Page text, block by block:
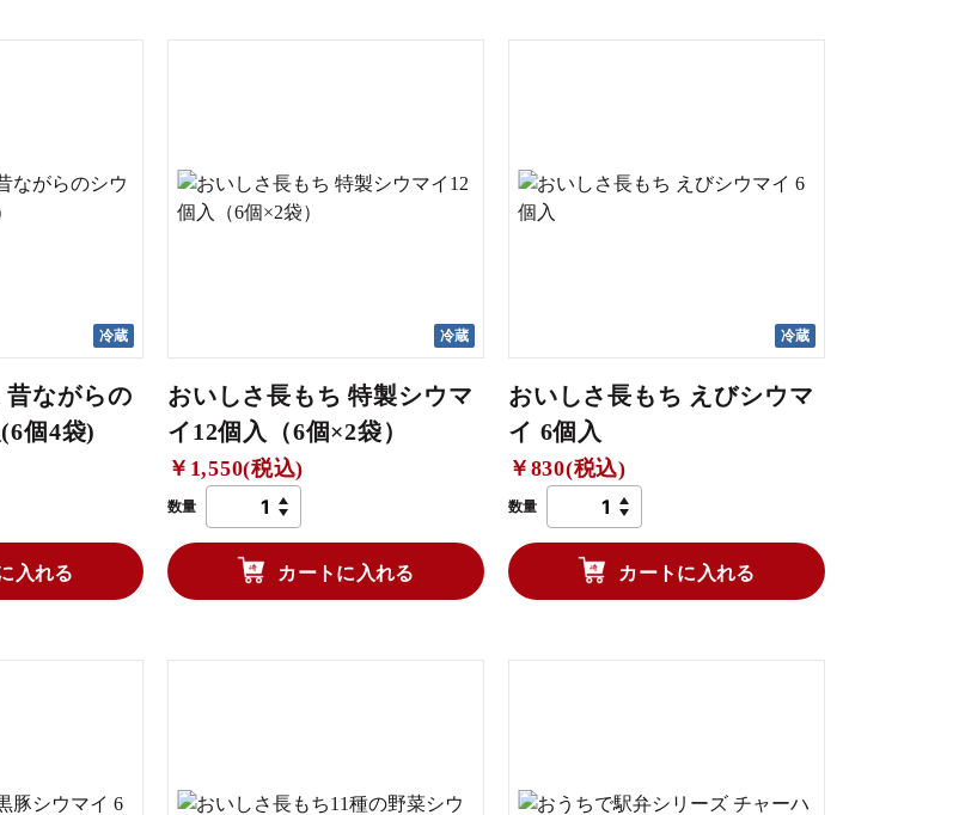
冷蔵
昔ながらの
個4袋)
入れる
冷蔵
おいしさ長もち 特製シウマ
イ12個入（6個×2袋）
￥1,550(税込)
数量
カートに入れる
冷蔵
おいしさ長もち えびシウマ
イ 6個入
￥830(税込)
数量
カートに入れる